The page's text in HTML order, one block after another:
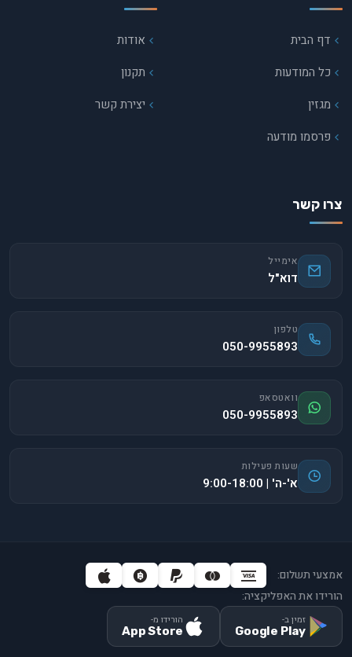
דף הבית
כל המודעות
מגזין
פרסמו מודעה
אודות
תקנון
יצירת קשר
צרו קשר
אימייל
דוא"ל
טלפון
050-9955893
וואטסאפ
050-9955893
שעות פעילות
א'-ה' | 9:00-18:00
אמצעי תשלום:
הורידו את האפליקציה:
זמין ב-
Google Play
הורידו מ-
App Store